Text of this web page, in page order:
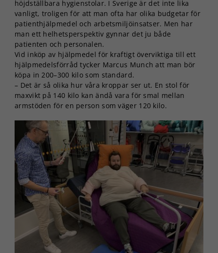
höjdställbara hygienstolar. I Sverige är det inte lika
vanligt, troligen för att man ofta har olika budgetar för
patienthjälpmedel och arbetsmiljöinsatser. Men har
man ett helhetsperspektiv gynnar det ju både
patienten och personalen.
Vid inköp av hjälpmedel för kraftigt överviktiga till ett
hjälpmedelsförråd tycker Marcus Munch att man bör
köpa in 200–300 kilo som standard.
– Det är så olika hur våra kroppar ser ut. En stol för
maxvikt på 140 kilo kan ändå vara för smal mellan
armstöden för en person som väger 120 kilo.